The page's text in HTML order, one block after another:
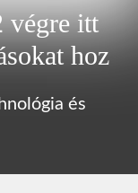
végre itt
hoz
és